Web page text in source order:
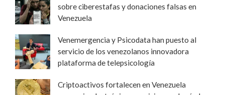
sobre ciberestafas y donaciones falsas en
Venezuela
Venemergencia y Psicodata han puesto al
servicio de los venezolanos innovadora
plataforma de telepsicología
Criptoactivos fortalecen en Venezuela